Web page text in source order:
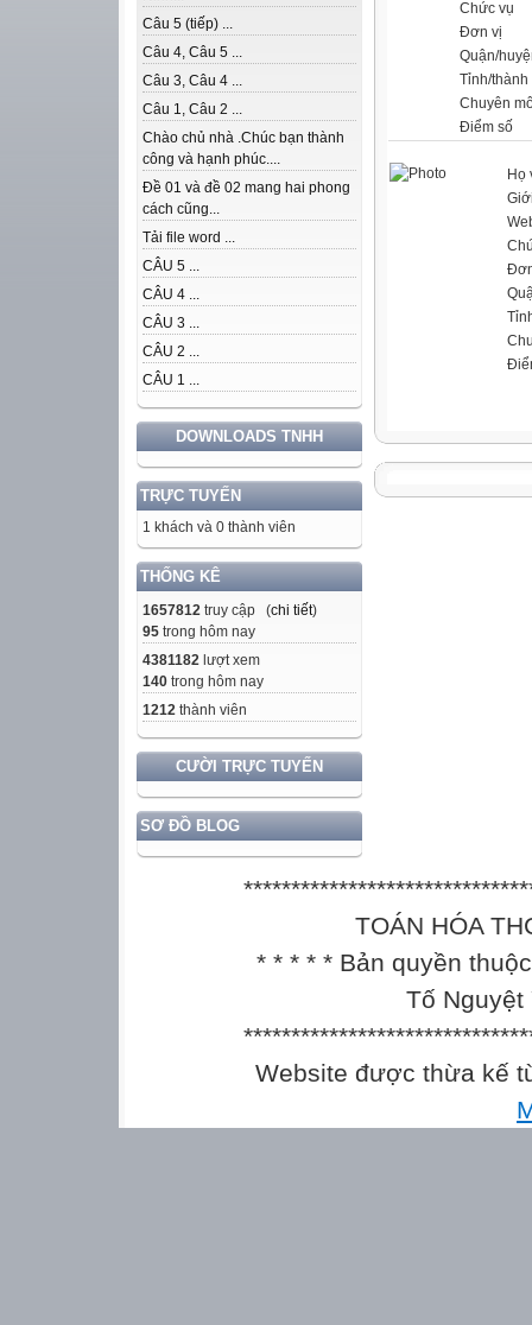
Câu 5 (tiếp) ...
Câu 4, Câu 5 ...
Câu 3, Câu 4 ...
Câu 1, Câu 2 ...
Chào chủ nhà .Chúc bạn thành
công và hạnh phúc....
Đề 01 và đề 02 mang hai phong
cách cũng...
Tải file word ...
CÂU 5 ...
CÂU 4 ...
CÂU 3 ...
CÂU 2 ...
CÂU 1 ...
DOWNLOADS TNHH
TRỰC TUYẾN
1 khách và 0 thành viên
THỐNG KÊ
1657812 truy cập (chi tiết)
95 trong hôm nay
4381182 lượt xem
140 trong hôm nay
1212 thành viên
CƯỜI TRỰC TUYẾN
SƠ ĐỒ BLOG
Chức vụ
Đơn vị
Quận/
Tỉnh/thành
Chuyên
Điểm số
Họ
TOÁN HÓA
* * * * * Bản quyền
Tố Nguyệt
Website được thừa kế